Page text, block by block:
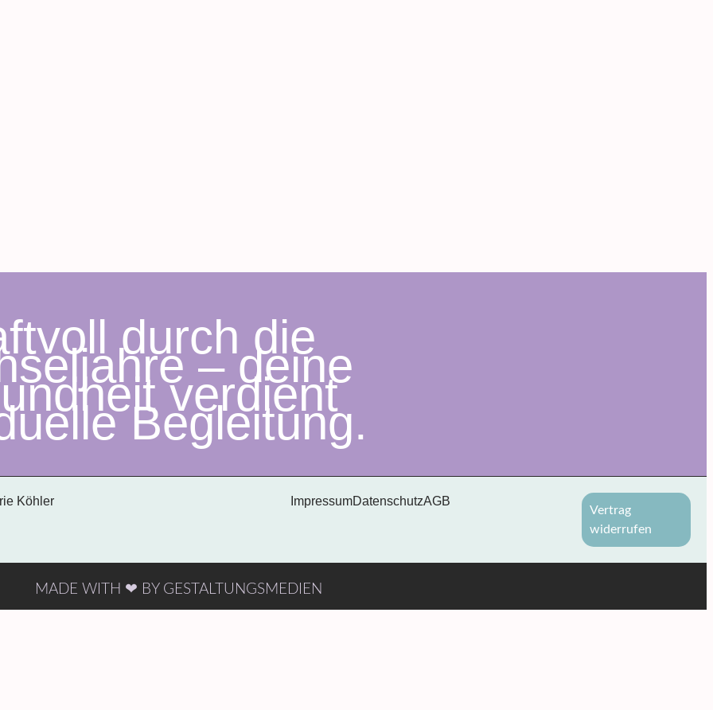
durch die
– deine
verdient
Begleitung.
Köhler ImpressumDatenschutzAGB
Vertrag
widerrufen
MADE WITH ❤ BY GESTALTUNGSMEDIEN